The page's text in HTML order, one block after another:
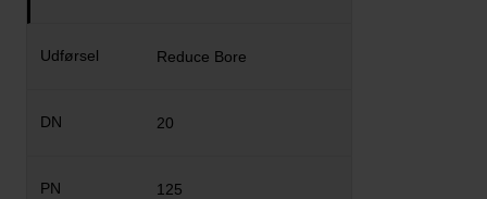
Reduce Bore
20
125